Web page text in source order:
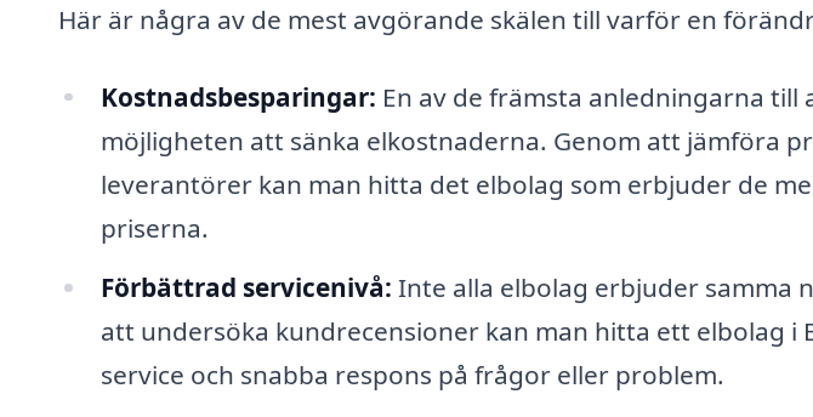
Här är några av de mest avgörande skälen till varför en
Kostnadsbesparingar: En av de främsta anledningarna till
möjligheten att sänka elkostnaderna. Genom att jämföra
leverantörer kan man hitta det elbolag som erbjuder de
priserna.
Förbättrad servicenivå: Inte alla elbolag erbjuder samma
att undersöka kundrecensioner kan man hitta ett elbolag i
service och snabba respons på frågor eller problem.